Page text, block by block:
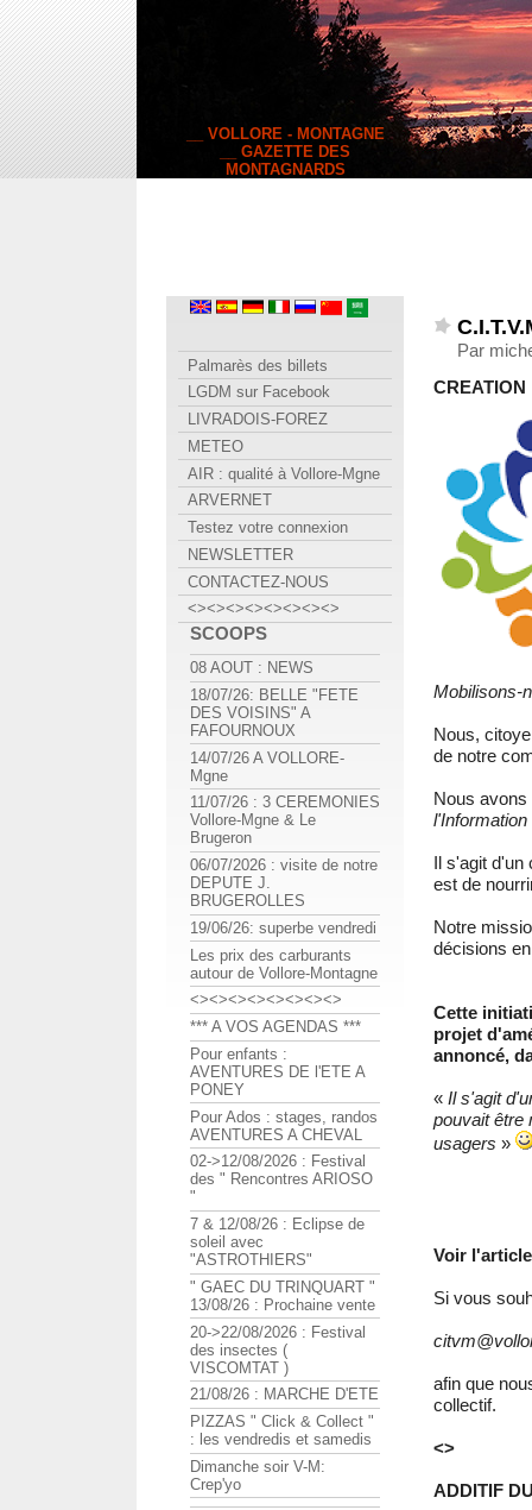
__ VOLLORE - MONTAGNE
__ GAZETTE DES
MONTAGNARDS
Par
CREATION
Mobilisons-
Nous,
de notre
Nous
l'Information
Il s'agit d'un
est de
Notre
décisions
Cette
projet
annoncé,
« Il s'agit
pouvait être
usagers »
Voir
Si vous
afin que
collectif.
<>
ADDITIF
Palmarès des billets
LGDM sur Facebook
LIVRADOIS-FOREZ
METEO
AIR : qualité à Vollore-Mgne
ARVERNET
Testez votre connexion
NEWSLETTER
CONTACTEZ-NOUS
<><><><><><><><>
SCOOPS
08 AOUT : NEWS
18/07/26: BELLE "FETE
DES VOISINS" A
FAFOURNOUX
14/07/26 A VOLLORE-
Mgne
11/07/26 : 3 CEREMONIES
Vollore-Mgne & Le
Brugeron
06/07/2026 : visite de notre
DEPUTE J.
BRUGEROLLES
19/06/26: superbe vendredi
Les prix des carburants
autour de Vollore-Montagne
<><><><><><><><>
*** A VOS AGENDAS ***
Pour enfants :
AVENTURES DE l'ETE A
PONEY
Pour Ados : stages, randos
AVENTURES A CHEVAL
02->12/08/2026 : Festival
des " Rencontres ARIOSO
"
7 & 12/08/26 : Eclipse de
soleil avec
"ASTROTHIERS"
" GAEC DU TRINQUART "
13/08/26 : Prochaine vente
20->22/08/2026 : Festival
des insectes (
VISCOMTAT )
21/08/26 : MARCHE D'ETE
PIZZAS " Click & Collect "
: les vendredis et samedis
Dimanche soir V-M:
Crep'yo